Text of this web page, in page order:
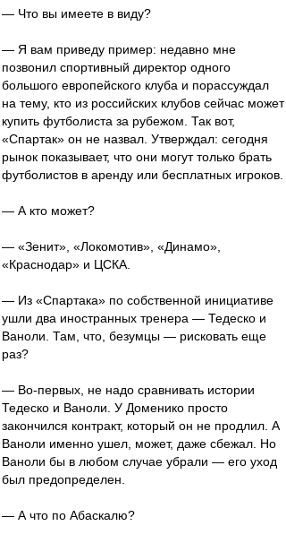
— Что вы имеете в виду?
— Я вам приведу пример: недавно мне
позвонил спортивный директор одного
большого европейского клуба и порассуждал
на тему, кто из российских клубов сейчас может
купить футболиста за рубежом. Так вот,
«Спартак» он не назвал. Утверждал: сегодня
рынок показывает, что они могут только брать
футболистов в аренду или бесплатных игроков.
— А кто может?
— «Зенит», «Локомотив», «Динамо»,
«Краснодар» и ЦСКА.
— Из «Спартака» по собственной инициативе
ушли два иностранных тренера — Тедеско и
Ваноли. Там, что, безумцы — рисковать еще
раз?
— Во-первых, не надо сравнивать истории
Тедеско и Ваноли. У Доменико просто
закончился контракт, который он не продлил. А
Ваноли именно ушел, может, даже сбежал. Но
Ваноли бы в любом случае убрали — его уход
был предопределен.
— А что по Абаскалю?